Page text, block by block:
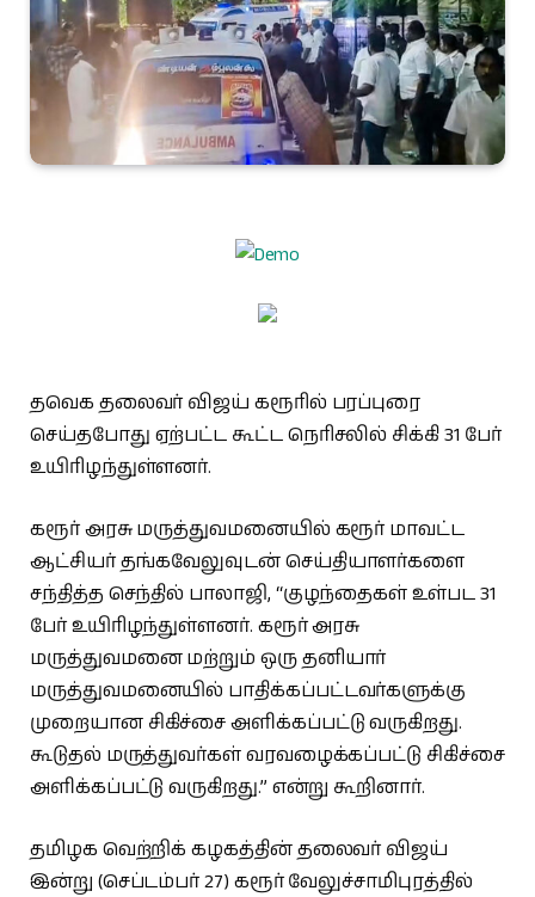
தவெக தலைவர் விஜய் கரூரில் பரப்புரை
செய்தபோது ஏற்பட்ட கூட்ட நெரிசலில் சிக்கி 31 பேர்
உயிரிழந்துள்ளனர்.
கரூர் அரசு மருத்துவமனையில் கரூர் மாவட்ட
ஆட்சியர் தங்கவேலுவுடன் செய்தியாளர்களை
சந்தித்த செந்தில் பாலாஜி, “குழந்தைகள் உள்பட 31
பேர் உயிரிழந்துள்ளனர். கரூர் அரசு
மருத்துவமனை மற்றும் ஒரு தனியார்
மருத்துவமனையில் பாதிக்கப்பட்டவர்களுக்கு
முறையான சிகிச்சை அளிக்கப்பட்டு வருகிறது.
கூடுதல் மருத்துவர்கள் வரவழைக்கப்பட்டு சிகிச்சை
அளிக்கப்பட்டு வருகிறது.” என்று கூறினார்.
தமிழக வெற்றிக் கழகத்தின் தலைவர் விஜய்
இன்று (செப்டம்பர் 27) கரூர் வேலுச்சாமிபுரத்தில்